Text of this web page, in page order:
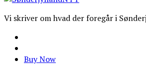
Vi skriver om hvad der foregår i
Buy Now